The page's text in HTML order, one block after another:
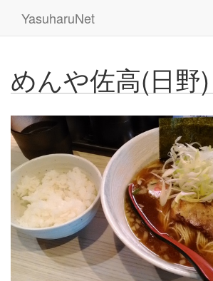
YasuharuNet
めんや佐高(日野)